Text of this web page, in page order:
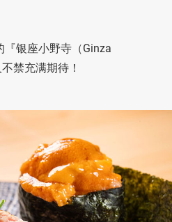
银座小野寺（Ginza
禁充满期待！